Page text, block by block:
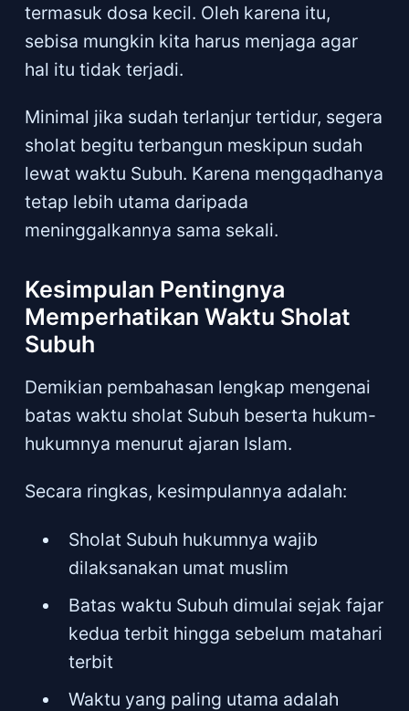
termasuk dosa kecil. Oleh karena itu,
sebisa mungkin kita harus menjaga agar
hal itu tidak terjadi.
Minimal jika sudah terlanjur tertidur, segera
sholat begitu terbangun meskipun sudah
lewat waktu Subuh. Karena mengqadhanya
tetap lebih utama daripada
meninggalkannya sama sekali.
Kesimpulan Pentingnya
Memperhatikan Waktu Sholat
Subuh
Demikian pembahasan lengkap mengenai
batas waktu sholat Subuh beserta hukum-
hukumnya menurut ajaran Islam.
Secara ringkas, kesimpulannya adalah:
Sholat Subuh hukumnya wajib
dilaksanakan umat muslim
Batas waktu Subuh dimulai sejak fajar
kedua terbit hingga sebelum matahari
terbit
Waktu yang paling utama adalah